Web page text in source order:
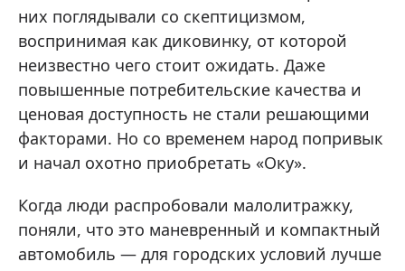
них поглядывали со скептицизмом,
воспринимая как диковинку, от которой
неизвестно чего стоит ожидать. Даже
повышенные потребительские качества и
ценовая доступность не стали решающими
факторами. Но со временем народ попривык
и начал охотно приобретать «Оку».
Когда люди распробовали малолитражку,
поняли, что это маневренный и компактный
автомобиль — для городских условий лучше